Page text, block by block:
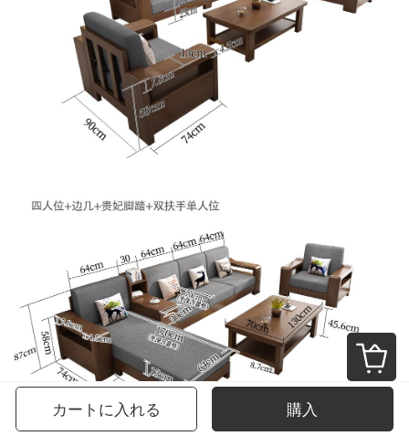
カートに入れる 購入